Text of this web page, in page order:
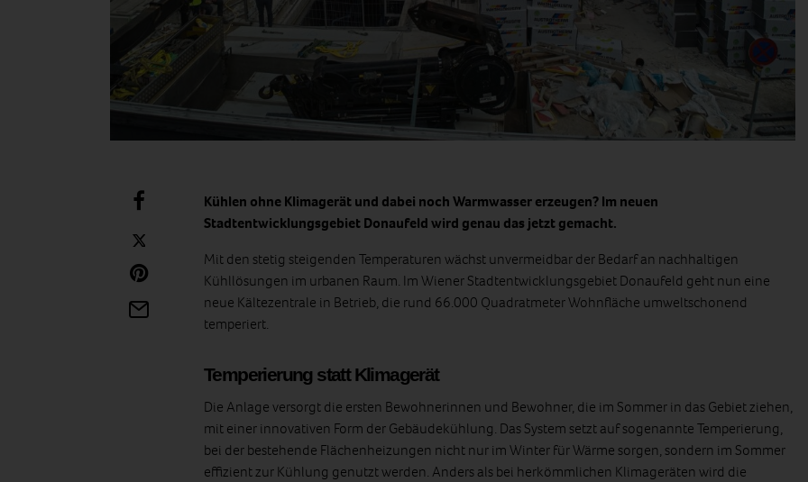
Kühlen ohne Klimagerät und dabei noch Warmwasser erzeugen? Im neuen
Stadtentwicklungsgebiet Donaufeld wird genau das jetzt gemacht.
Mit den stetig steigenden Temperaturen wächst unvermeidbar der Bedarf an nachhaltigen
Kühllösungen im urbanen Raum. Im Wiener Stadtentwicklungsgebiet Donaufeld geht nun eine
neue Kältezentrale in Betrieb, die rund 66.000 Quadratmeter Wohnfläche umweltschonend
temperiert.
Temperierung statt Klimagerät
Die Anlage versorgt die ersten Bewohnerinnen und Bewohner, die im Sommer in das Gebiet ziehen,
mit einer innovativen Form der Gebäudekühlung. Das System setzt auf sogenannte Temperierung,
bei der bestehende Flächenheizungen nicht nur im Winter für Wärme sorgen, sondern im Sommer
effizient zur Kühlung genutzt werden. Anders als bei herkömmlichen Klimageräten wird die